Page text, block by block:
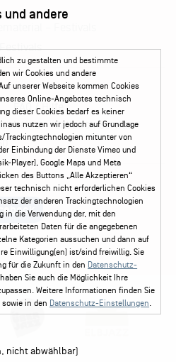
– Festivals
FAQ / Hilfe
Callback-Service
und andere
zu gestalten und bestimmte
wir Cookies und andere
unserer Webseite kommen Cookies
Online-Angebotes technisch
dieser Cookies bedarf es keiner
nutzen wir jedoch auf Grundlage
Trackingtechnologien mitunter von
Einbindung der Dienste Vimeo und
Player), Google Maps und Meta
des Buttons „Alle Akzeptieren“
technisch nicht erforderlichen Cookies
der anderen Trackingtechnologien
die Verwendung der, mit den
Daten für die angegebenen
Kategorien aussuchen und dann auf
Einwilligung(en) ist/sind freiwillig. Sie
für die Zukunft in den Datenschutz-
Sie auch die Möglichkeit Ihre
Weitere Informationen finden Sie
sowie in den Datenschutz-Einstellungen.
nicht abwählbar)